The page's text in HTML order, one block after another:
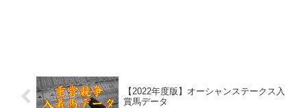
【2022年度版】オーシャンステークス入
賞馬データ